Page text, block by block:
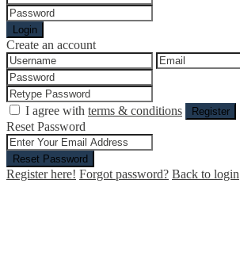
Login
Create an account
I agree with terms & conditions Register
Reset Password
Reset Password
Register here! Forgot password? Back to login